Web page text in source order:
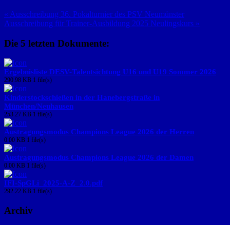
« Ausschreibung 36. Pokalturnier des PSV Neumünster
Ausschreibung für Trainer-Ausbildung 2025 Neulingskurs »
Die 5 letzten Dokumente:
Ergebnisliste DESV-Talentsichtung U16 und U19 Sommer 2026
290.98 KB 1 file(s)
Kinderstockschießen in der Hanebergstraße in
München/Neuhausen
253.27 KB 1 file(s)
Austragungsmodus Champions League 2026 der Herren
0.00 KB 1 file(s)
Austragungsmodus Champions League 2026 der Damen
0.00 KB 1 file(s)
IFI-SpGLi_2025-A-Z_2.0.pdf
292.22 KB 1 file(s)
Archiv